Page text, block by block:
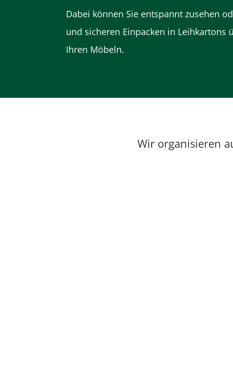
Dabei können Sie entspannt zusehen
und sicheren Einpacken in Leihkartons
Ihren Möbeln.
Wir organisieren